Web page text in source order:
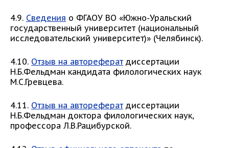
4.9. Сведения о ФГАОУ ВО «Южно-Уральский
государственный университет (национальный
исследовательский университет)» (Челябинск).
4.10. Отзыв на автореферат диссертации
Н.Б.Фельдман кандидата филологических наук
М.С.Гревцева.
4.11. Отзыв на автореферат диссертации
Н.Б.Фельдман доктора филологических наук,
профессора Л.В.Рацибурской.